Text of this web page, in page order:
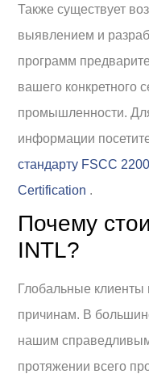
Также существует
выявлением и
программ
вашего конкретного
промышленности.
информации
стандарту FSCC
Certification .
Почему
INTL?
Глобальные
причинам. В
нашим
протяжении всего